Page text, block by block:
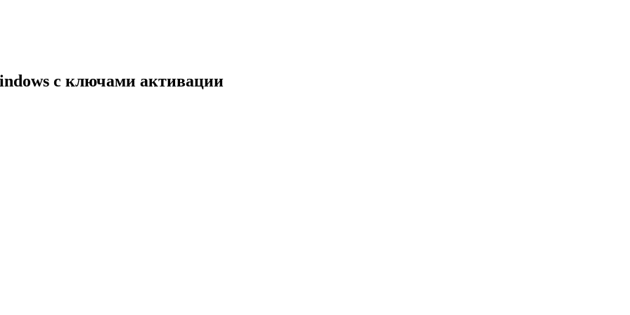
с ключами активации